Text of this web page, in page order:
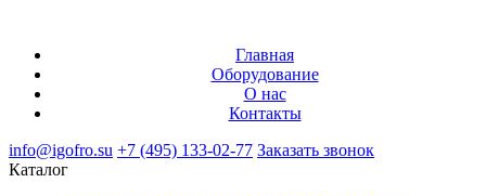
Главная
Оборудование
О нас
Контакты
info@igofro.su +7 (495) 133-02-77 Заказать звонок
Каталог